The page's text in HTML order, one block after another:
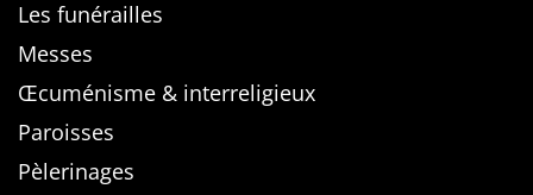
Les funérailles
Messes
Œcuménisme & interreligieux
Paroisses
Pèlerinages